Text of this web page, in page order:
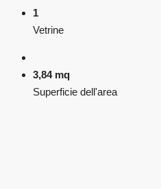
1
Vetrine
3,84 mq
Superficie dell'area